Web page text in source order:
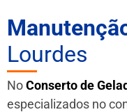
Lourdes
NoConserto de
especializados no